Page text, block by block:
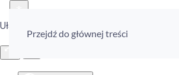
Ułatwienia dostępu
Przejdź do głównej treści